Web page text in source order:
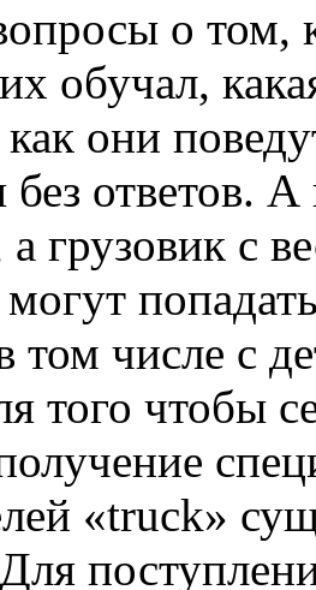
о том,
обучал,
они
без ответов.
а грузовик с
том числе с
того чтобы
«truck»